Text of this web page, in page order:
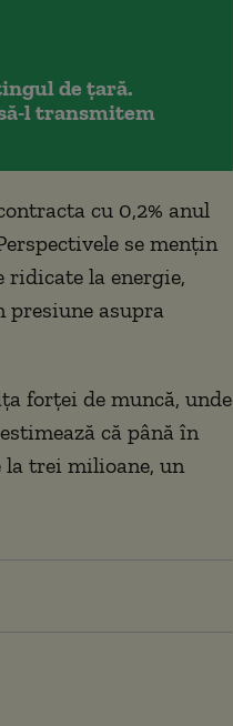
de țară.
l transmitem
cu 0,2% anul
se menţin
la energie,
asupra
forţei de muncă, unde
că până în
la trei milioane, un